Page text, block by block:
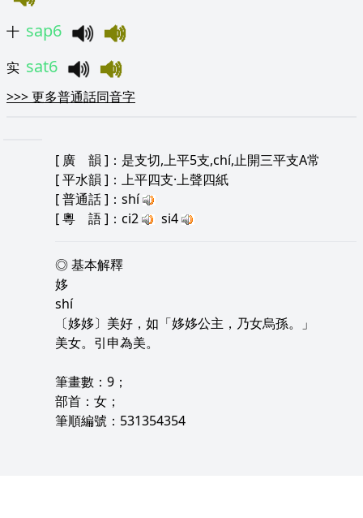
十 sap6
实 sat6
>>>更多普通話同音字
[ 廣 韻 ]：是支切,上平5支,chí,止開三平支A常
[平水韻 ]：上平四支·上聲四紙
[普通話]：shí
[粵 語]：ci2 si4
◎ 基本解釋
姼
shí
〔姼姼〕美好，如「姼姼公主，乃女烏孫。」
美女。引申為美。
筆畫數：9；
部首：女；
筆順編號：531354354